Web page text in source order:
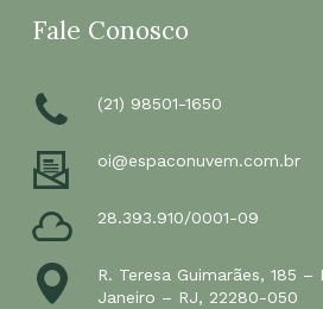
Fale Conosco
(21) 98501-1650
oi@espaconuvem.com.br
28.393.910/0001-09
R. Teresa Guimarães, 185
Janeiro – RJ, 22280-050